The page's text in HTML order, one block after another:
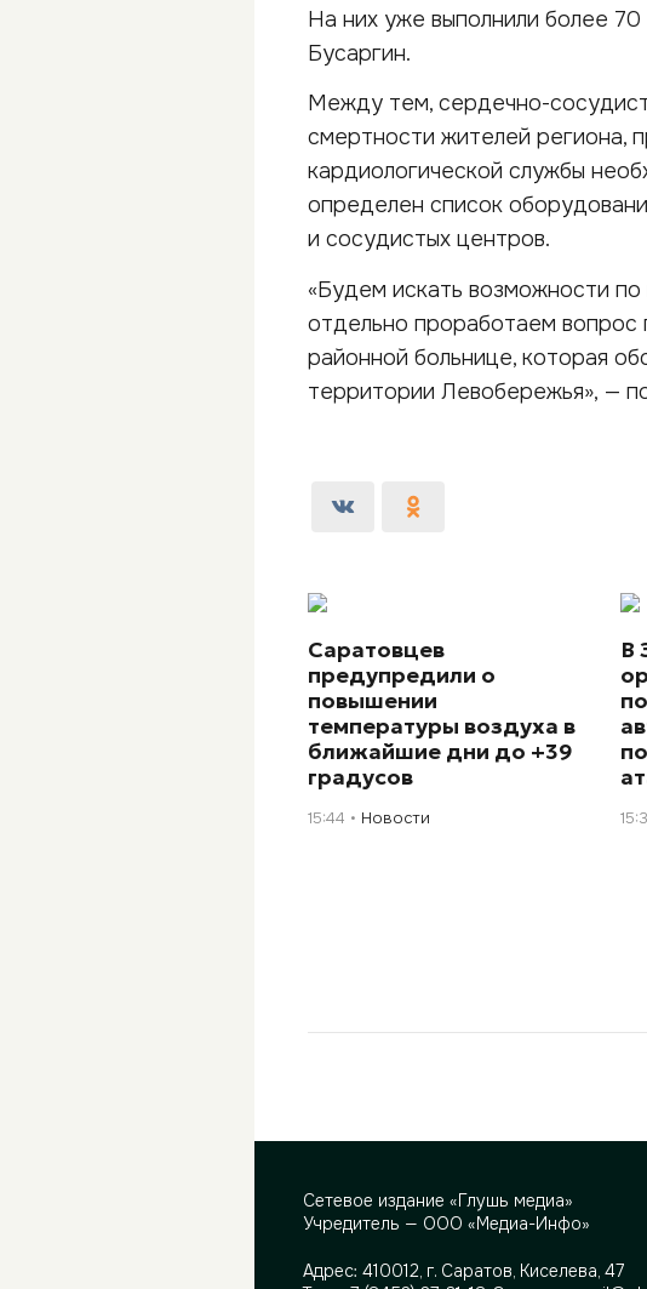
На них уже выполнили более 70
Бусаргин.
Между тем, сердечно-
смертности жителей региона,
кардиологической службы
определен список
и сосудистых центров.
«Будем искать возможности
отдельно проработаем вопрос
районной больнице, которая
территории Левобережья», —
Саратовцев
предупредили о
повышении
температуры воздуха в
ближайшие дни до +39
градусов
15:44 Новости
В
Сетевое издание «Глушь медиа»
Учредитель — ООО «Медиа-Инфо»
Адрес: 410012, г. Саратов, Киселева, 47